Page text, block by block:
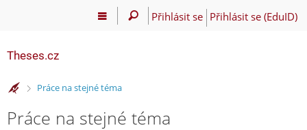
Přihlásit se Přihlásit se (EduID)
Theses.cz
>Práce na stejné téma
Práce na stejné téma